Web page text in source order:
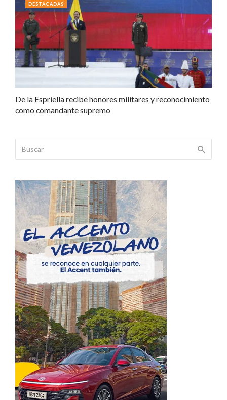
De la Espriella recibe honores militares y reconocimiento
como comandante supremo
DESTACADAS